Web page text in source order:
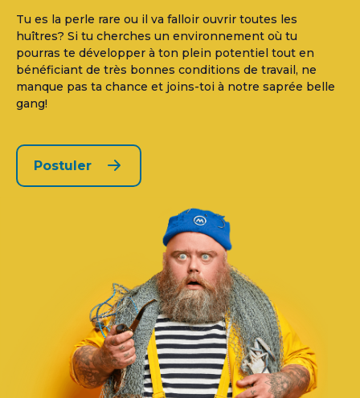
Tu es la perle rare ou il va falloir ouvrir toutes les
huîtres? Si tu cherches un environnement où tu
pourras te développer à ton plein potentiel tout en
bénéficiant de très bonnes conditions de travail, ne
manque pas ta chance et joins-toi à notre saprée belle
gang!
Postuler